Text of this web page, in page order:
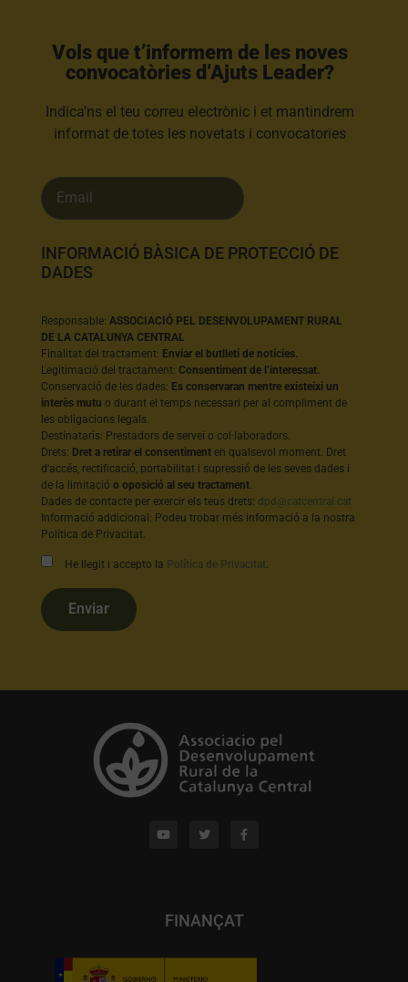
Vols que t’informem de les noves
convocatòries d’Ajuts Leader?​
Indica’ns el teu correu electrònic i et mantindrem
informat de totes les novetats i convocatories
INFORMACIÓ BÀSICA DE PROTECCIÓ DE
DADES
Responsable: ASSOCIACIÓ PEL DESENVOLUPAMENT RURAL
DE LA CATALUNYA CENTRAL
Finalitat del tractament: Enviar el butlletí de notícies.
Legitimació del tractament:Consentiment de l’interessat.
Conservació de les dades: Es conservaran mentre existeixi un
interès mutu o durant el temps necessari per al compliment de
les obligacions legals.
Destinataris: Prestadors de servei o col·laboradors.
Drets: Dret a retirar el consentiment en qualsevol moment. Dret
d'accés, rectificació, portabilitat i supressió de les seves dades i
de la limitacióo oposició al seu tractament
Dades de contacte per exercir els teus drets: dpd@catcentral.cat
Informació addicional: Podeu trobar més informació a la nostra
Política de Privacitat.
He llegit i accepto la Política de Privacitat
Enviar
FINANÇAT